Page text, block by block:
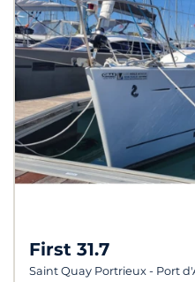
First 31.7
Saint Quay Portrieux - Port